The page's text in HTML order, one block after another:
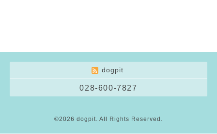
dogpit
028-600-7827
©2026 dogpit. All Rights Reserved.